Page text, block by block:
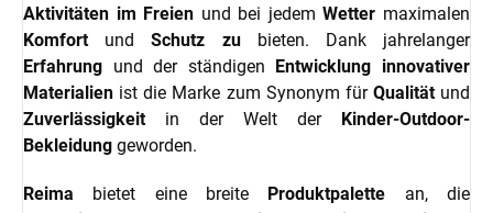
Aktivitäten im Freien und bei jedemWetter maximalen
KomfortundSchutz zubieten. Dank jahrelanger
Erfahrung und der ständigen
Entwicklung innovativer
Materialien ist die Marke zum Synonym für Qualitätund
Zuverlässigkeitin der Welt der
Kinder-Outdoor-
Bekleidung geworden.
Reima bietet eine breite Produktpalette an, die